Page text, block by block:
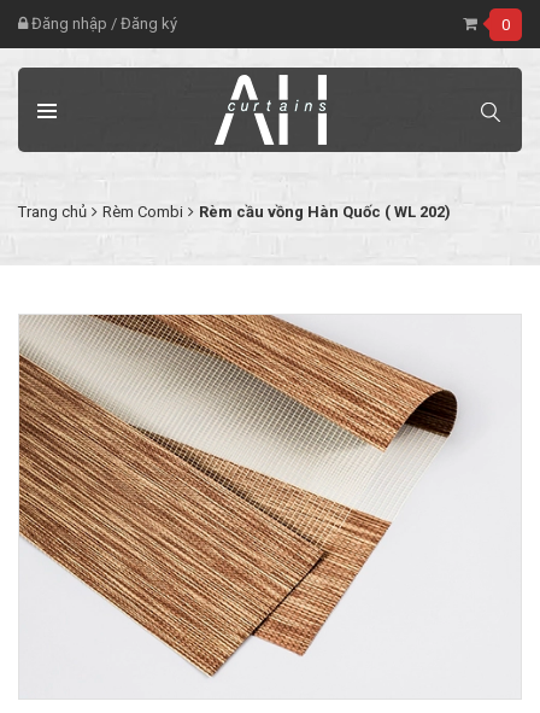
Đăng nhập / Đăng ký 0
Trang chủ Rèm Combi Rèm cầu vồng Hàn Quốc ( WL 202)